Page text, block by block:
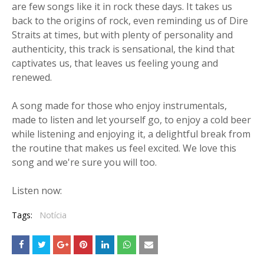
are few songs like it in rock these days. It takes us
back to the origins of rock, even reminding us of Dire
Straits at times, but with plenty of personality and
authenticity, this track is sensational, the kind that
captivates us, that leaves us feeling young and
renewed.
A song made for those who enjoy instrumentals,
made to listen and let yourself go, to enjoy a cold beer
while listening and enjoying it, a delightful break from
the routine that makes us feel excited. We love this
song and we're sure you will too.
Listen now:
Tags: Notícia